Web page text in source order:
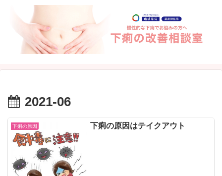
2021-06
下痢の原因 下痢の原因はテイクアウト